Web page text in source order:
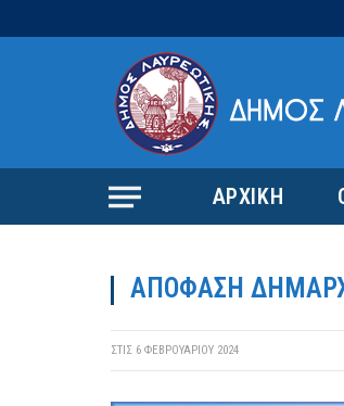
ΑΡΧΙΚΗ
ΑΠΟΦΑΣΗ
ΣΤΙΣ 6 ΦΕΒΡΟΥΑΡΊΟΥ 2024